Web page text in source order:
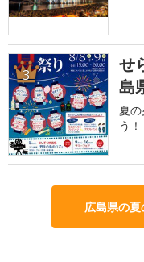
3
せ
島
夏
う！
広島県の